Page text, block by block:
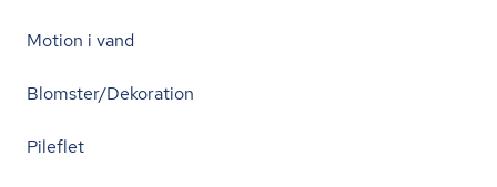
Motion i vand
Blomster/Dekoration
Pileflet